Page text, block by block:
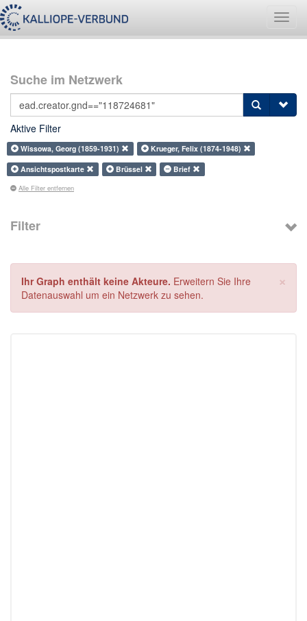
Suche im Netzwerk
Aktive Filter
Wissowa, Georg (1859-1931)
Krueger, Felix (1874-1948)
Ansichtspostkarte
Brüssel Brief
Alle Filter entfernen
Filter
×
Ihr Graph enthält keine Akteure. Erweitern Sie Ihre
Datenauswahl um ein Netzwerk zu sehen.